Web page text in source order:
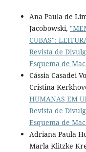
Ana Paula de
Jacobowski,
CUBAS":
Revista de
Esquema de
Cássia Casadei
Cristina
HUMANAS EM
Revista de
Esquema de
Adriana Paula
Marla Klitzke